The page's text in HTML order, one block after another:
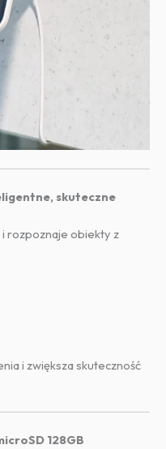
skuteczne
i rozpoznaje obiekty z
i zwiększa skuteczność
128GB